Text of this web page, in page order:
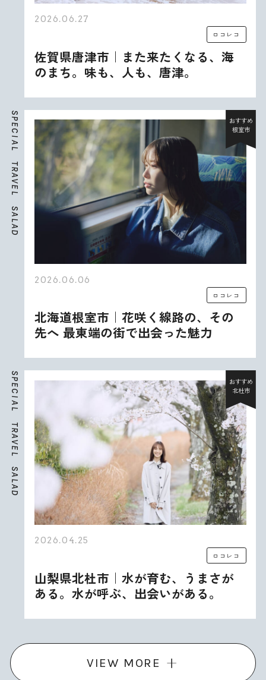
2026.06.27
ロコレコ
佐賀県唐津市｜また来たくなる、海
のまち。味も、人も、唐津。
S
P
E
C
I
A
L
T
R
A
V
E
L
S
A
L
A
D
おすすめ
根室市
2026.06.06
ロコレコ
北海道根室市｜花咲く線路の、その
先へ 最東端の街で出会った魅力
S
P
E
C
I
A
L
T
R
A
V
E
L
S
A
L
A
D
おすすめ
北杜市
2026.04.25
ロコレコ
山梨県北杜市｜水が育む、うまさが
ある。水が呼ぶ、出会いがある。
VIEW MORE